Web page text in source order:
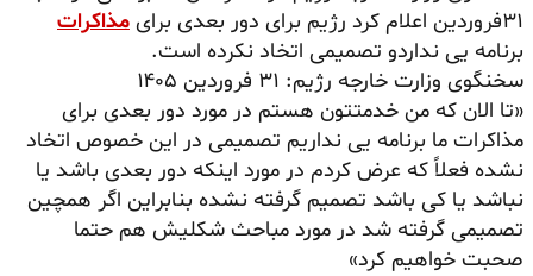
۳۱فروردین اعلام کرد رژیم برای دور بعدی برای
مذاکرات
برنامه یی نداردو تصمیمی اتخاد نکرده است.
سخنگوی وزارت خارجه رژیم: ۳۱ فروردین ۱۴۰۵
«تا الان که من خدمتتون هستم در مورد دور بعدی برای
مذاکرات ما برنامه یی نداریم تصمیمی در این خصوص اتخاد
نشده فعلاً که عرض کردم در مورد اینکه دور بعدی باشد یا
نباشد یا کی باشد تصمیم گرفته نشده بنابراین اگر همچین
تصمیمی گرفته شد در مورد مباحث شکلیش هم حتما
صحبت خواهیم کرد»